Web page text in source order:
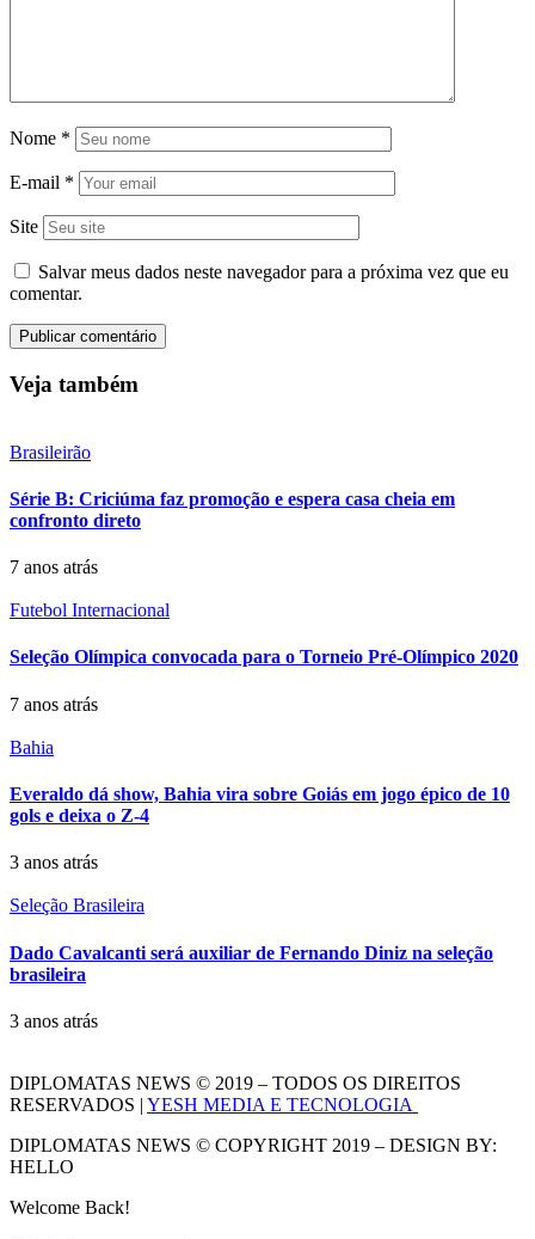
Nome *
E-mail *
Site
Salvar meus dados neste navegador para a próxima vez que eu
comentar.
Veja também
Brasileirão
Série B: Criciúma faz promoção e espera casa cheia em
confronto direto
7 anos atrás
Futebol Internacional
Seleção Olímpica convocada para o Torneio Pré-Olímpico 2020
7 anos atrás
Bahia
Everaldo dá show, Bahia vira sobre Goiás em jogo épico de 10
gols e deixa o Z-4
3 anos atrás
Seleção Brasileira
Dado Cavalcanti será auxiliar de Fernando Diniz na seleção
brasileira
3 anos atrás
DIPLOMATAS NEWS © 2019 – TODOS OS DIREITOS
RESERVADOS | YESH MEDIA E TECNOLOGIA
DIPLOMATAS NEWS © COPYRIGHT 2019 – DESIGN BY:
HELLO
Welcome Back!